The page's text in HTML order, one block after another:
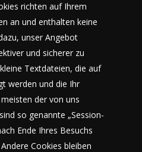
richten auf Ihrem
an und enthalten keine
unser Angebot
und sicherer zu
Textdateien, die auf
werden und die Ihr
der von uns
so genannte „Session-
Ende Ihres Besuchs
Cookies bleiben